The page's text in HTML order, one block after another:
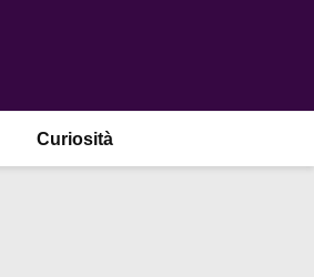
Curiosità